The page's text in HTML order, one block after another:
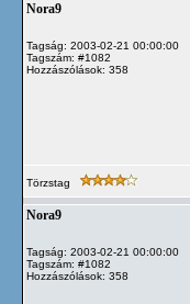
Nora9
Tagság: 2003-02-21 00:00:00
Tagszám: #1082
Hozzászólások: 358
Törzstag
Nora9
Tagság: 2003-02-21 00:00:00
Tagszám: #1082
Hozzászólások: 358